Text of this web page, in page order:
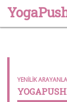
YENILIK